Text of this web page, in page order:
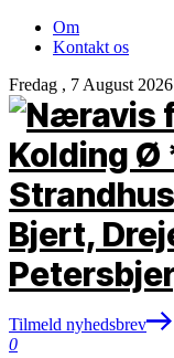
Om
Kontakt os
Fredag , 7 August 2026
Tilmeld nyhedsbrev
0